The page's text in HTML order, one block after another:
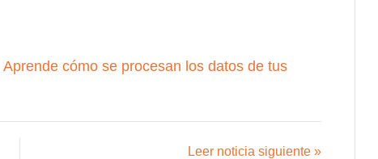
Aprende cómo se procesan los datos de tus
Leer noticia siguiente »